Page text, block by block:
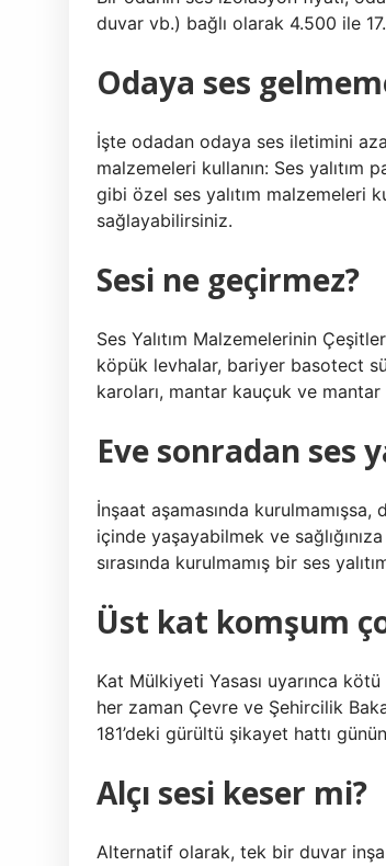
duvar vb.) bağlı olarak 4.500 ile
Odaya ses
İşte odadan odaya ses iletimini
malzemeleri kullanın: Ses yalıtım
gibi özel ses yalıtım malzemeleri
sağlayabilirsiniz.
Sesi ne geçirmez?
Ses Yalıtım Malzemelerinin
köpük levhalar, bariyer basotect
karoları, mantar kauçuk ve
Eve sonradan ses
İnşaat aşamasında
içinde yaşayabilmek ve
sırasında kurulmamış bir ses
Üst kat komşum
Kat Mülkiyeti Yasası uyarınca
her zaman Çevre ve Şehircilik
181’deki gürültü şikayet hattı
Alçı sesi keser mi?
Alternatif olarak, tek bir duvar inşa